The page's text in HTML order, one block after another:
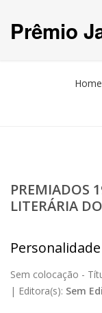
Prêmio
Home
PREMIADOS
LITERÁRIA
Sem colocação -
| Editora(s): Sem